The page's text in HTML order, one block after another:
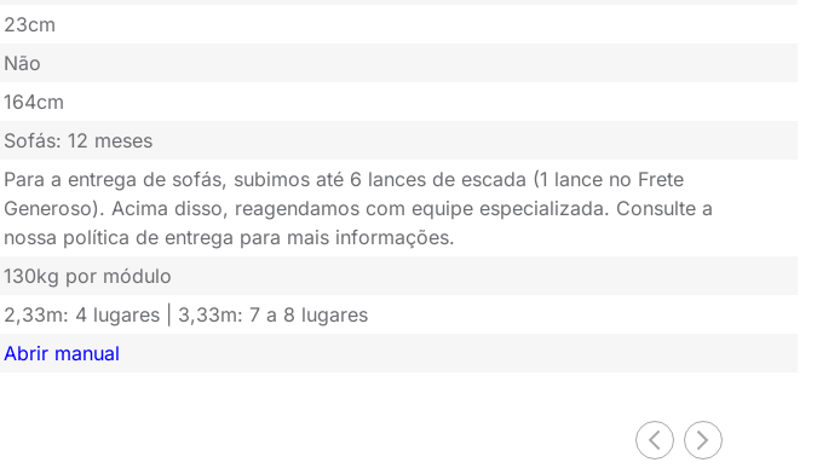
23cm
Não
164cm
Sofás: 12 meses
Para a entrega de sofás, subimos até 6 lances de escada (1 lance no Frete
Generoso). Acima disso, reagendamos com equipe especializada. Consulte a
nossa política de entrega para mais informações.
130kg por módulo
2,33m: 4 lugares | 3,33m: 7 a 8 lugares
Abrir manual